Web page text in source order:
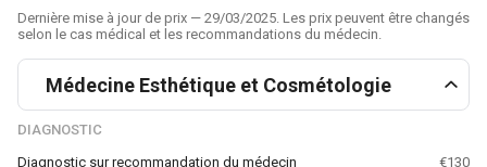
Dernière mise à jour de prix — 29/03/2025. Les prix peuvent être changés
selon le cas médical et les recommandations du médecin.
Médecine Esthétique et Cosmétologie
DIAGNOSTIC
Diagnostic sur recommandation du médecin
€130